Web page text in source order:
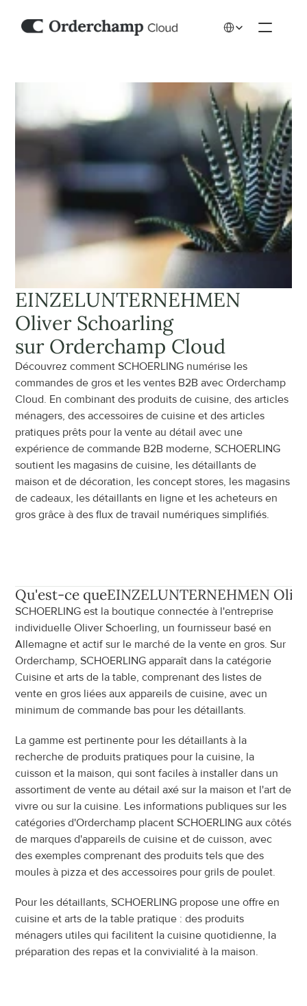
EINZELUNTERNEHMEN
Oliver Schoarling
sur Orderchamp Cloud
Découvrez comment SCHOERLING numérise les
commandes de gros et les ventes B2B avec Orderchamp
Cloud. En combinant des produits de cuisine, des articles
ménagers, des accessoires de cuisine et des articles
pratiques prêts pour la vente au détail avec une
expérience de commande B2B moderne, SCHOERLING
soutient les magasins de cuisine, les détaillants de
maison et de décoration, les concept stores, les magasins
de cadeaux, les détaillants en ligne et les acheteurs en
gros grâce à des flux de travail numériques simplifiés.
Qu'est-ce queEINZELUNTERNEHMEN
SCHOERLING est la boutique connectée à l'entreprise
individuelle Oliver Schoerling, un fournisseur basé en
Allemagne et actif sur le marché de la vente en gros. Sur
Orderchamp, SCHOERLING apparaît dans la catégorie
Cuisine et arts de la table, comprenant des listes de
vente en gros liées aux appareils de cuisine, avec un
minimum de commande bas pour les détaillants.
La gamme est pertinente pour les détaillants à la
recherche de produits pratiques pour la cuisine, la
cuisson et la maison, qui sont faciles à installer dans un
assortiment de vente au détail axé sur la maison et l'art de
vivre ou sur la cuisine. Les informations publiques sur les
catégories d'Orderchamp placent SCHOERLING aux côtés
de marques d'appareils de cuisine et de cuisson, avec
des exemples comprenant des produits tels que des
moules à pizza et des accessoires pour grils de poulet.
Pour les détaillants, SCHOERLING propose une offre en
cuisine et arts de la table pratique : des produits
ménagers utiles qui facilitent la cuisine quotidienne, la
préparation des repas et la convivialité à la maison.